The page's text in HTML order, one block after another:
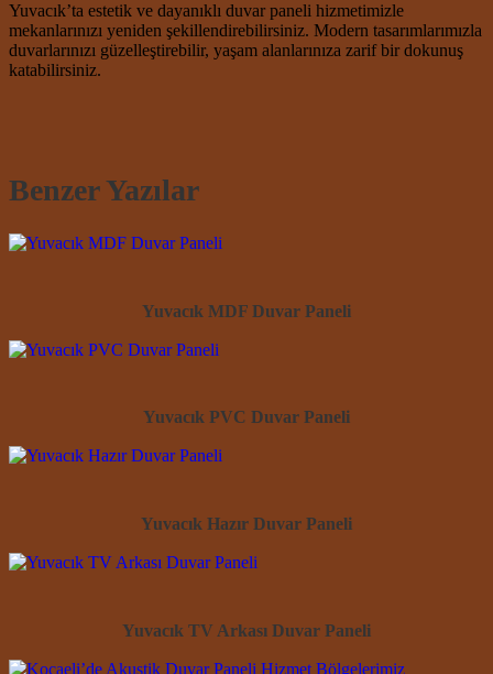
Yuvacık’ta estetik ve dayanıklı duvar paneli hizmetimizle
mekanlarınızı yeniden şekillendirebilirsiniz. Modern tasarımlarımızla
duvarlarınızı güzelleştirebilir, yaşam alanlarınıza zarif bir dokunuş
katabilirsiniz.
Benzer Yazılar
Yuvacık MDF Duvar Paneli
Yuvacık PVC Duvar Paneli
Yuvacık Hazır Duvar Paneli
Yuvacık TV Arkası Duvar Paneli